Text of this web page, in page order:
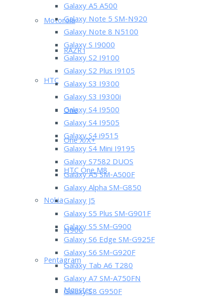
Motorola
RAZR i
HTC
One
One X/X+
HTC One M8
Nokia
N900
Pentagram
Monster
Galaxy A5 A500
Galaxy Note 5 SM-N920
Galaxy Note 8 N5100
Galaxy S I9000
Galaxy S2 I9100
Galaxy S2 Plus I9105
Galaxy S3 I9300
Galaxy S3 I9300i
Galaxy S4 I9500
Galaxy S4 I9505
Galaxy S4 i9515
Galaxy S4 Mini I9195
Galaxy S7582 DUOS
Galaxy A5 SM-A500F
Galaxy Alpha SM-G850
Galaxy J5
Galaxy S5 Plus SM-G901F
Galaxy S5 SM-G900
Galaxy S6 Edge SM-G925F
Galaxy S6 SM-G920F
Galaxy Tab A6 T280
Galaxy A7 SM-A750FN
Galaxy S8 G950F